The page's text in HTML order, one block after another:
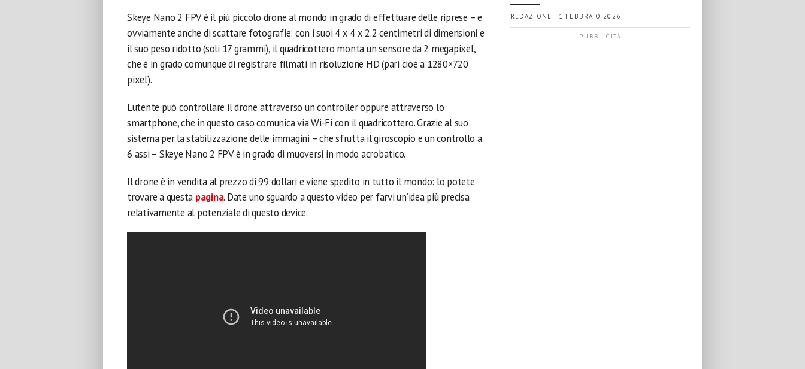
Skeye Nano 2 FPV è il più piccolo drone al mondo in grado di effettuare delle riprese – e
ovviamente anche di scattare fotografie: con i suoi 4 x 4 x 2.2 centimetri di dimensioni e
il suo peso ridotto (soli 17 grammi), il quadricottero monta un sensore da 2 megapixel,
che è in grado comunque di registrare filmati in risoluzione HD (pari cioè a 1280×720
pixel).
L’utente può controllare il drone attraverso un controller oppure attraverso lo
smartphone, che in questo caso comunica via Wi-Fi con il quadricottero. Grazie al suo
sistema per la stabilizzazione delle immagini – che sfrutta il giroscopio e un controllo a
6 assi – Skeye Nano 2 FPV è in grado di muoversi in modo acrobatico.
Il drone è in vendita al prezzo di 99 dollari e viene spedito in tutto il mondo: lo potete
trovare a questa pagina. Date uno sguardo a questo video per farvi un’idea più precisa
relativamente al potenziale di questo device.
REDAZIONE | 1 FEBBRAIO 2026